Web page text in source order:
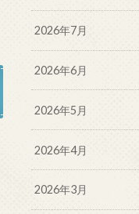
2026年7月
2026年6月
2026年5月
2026年4月
2026年3月